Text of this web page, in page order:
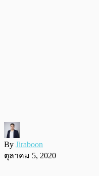
By Jiraboon
ตุลาคม 5, 2020